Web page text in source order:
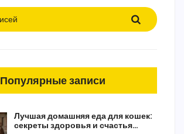
Популярные записи
Лучшая домашняя еда для кошек:
секреты здоровья и счастья